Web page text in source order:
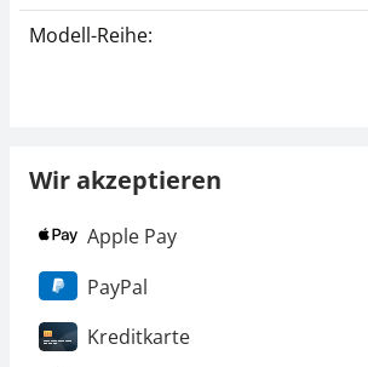
Modell-Reihe:
Wir akzeptieren
Apple Pay
PayPal
Kreditkarte